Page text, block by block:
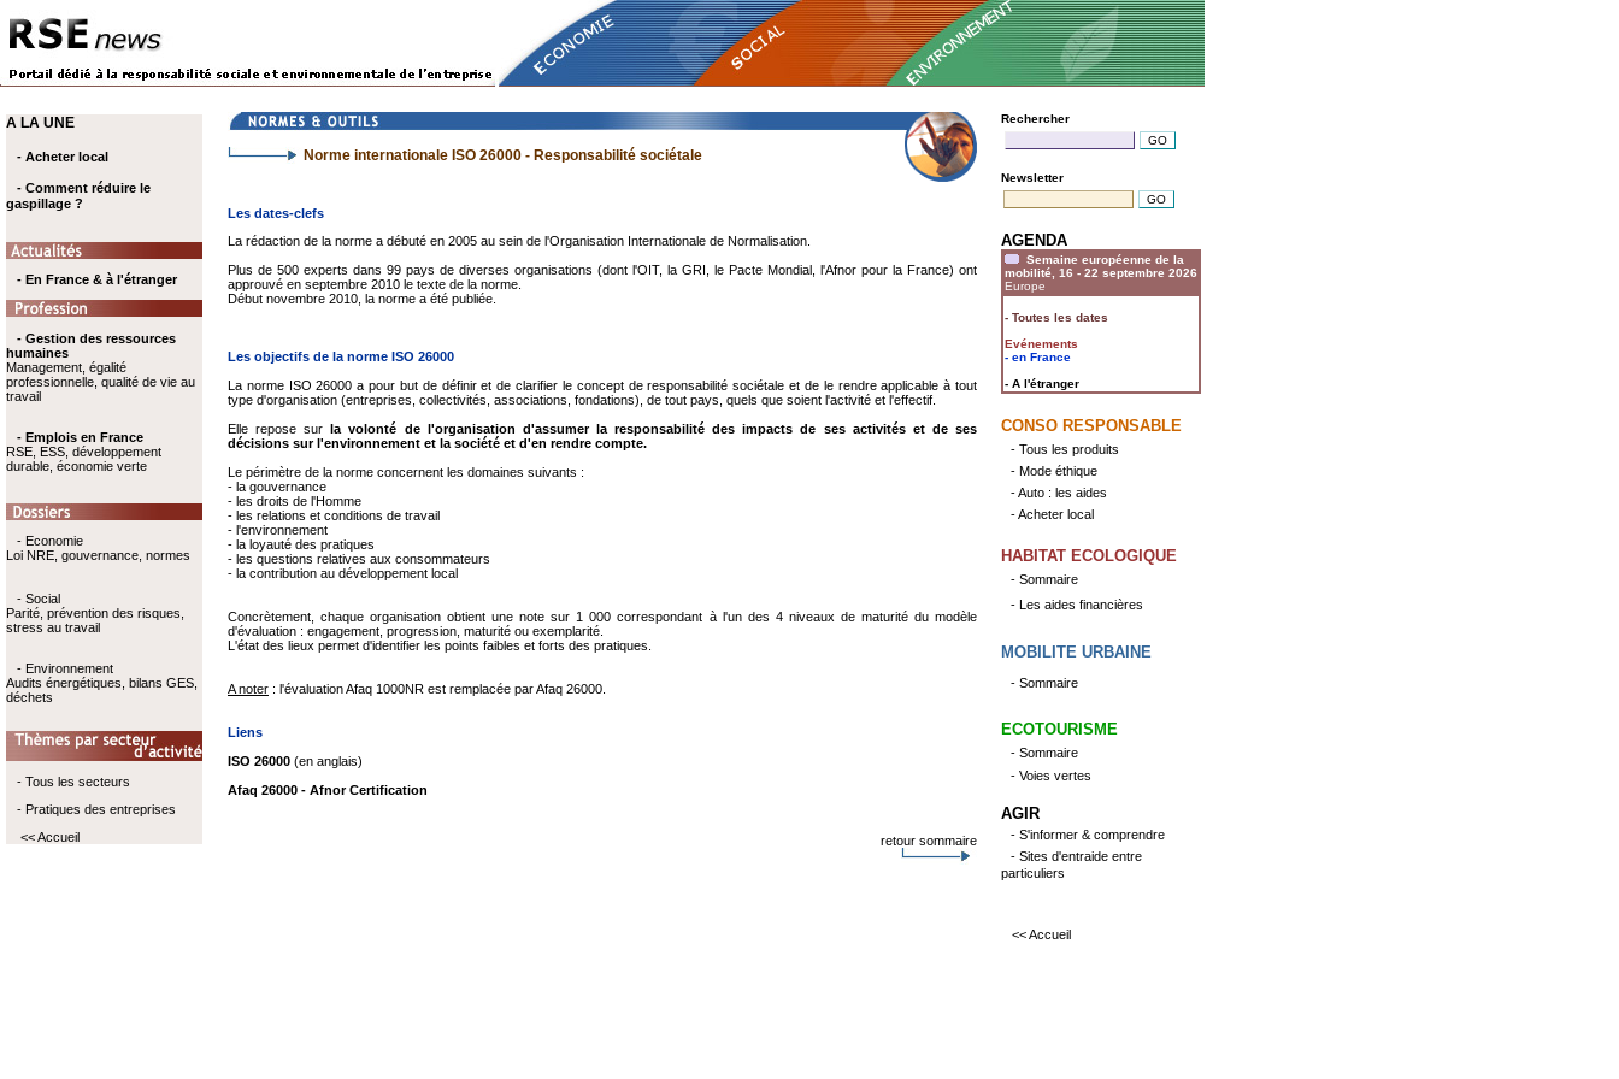
A LA UNE
- Acheter local
- Comment réduire le
gaspillage ?
- En France & à l'étranger
- Gestion des ressources
humaines
Management, égalité
professionnelle, qualité de vie au
travail
- Emplois en France
RSE, ESS, développement
durable, économie verte
- Economie
Loi NRE, gouvernance, normes
- Social
Parité, prévention des risques,
stress au travail
- Environnement
Audits énergétiques, bilans GES,
déchets
- Tous les secteurs
- Pratiques des entreprises
<< Accueil
Norme internationale ISO 26000 - Responsabilité sociétale
Les dates-clefs
La rédaction de la norme a débuté en 2005 au sein de l'Organisation Internationale de Normalisation.
Plus de 500 experts dans 99 pays de diverses organisations (dont l'OIT, la GRI, le Pacte Mondial, l'Afnor pour la France) ont
approuvé en septembre 2010 le texte de la norme.
Début novembre 2010, la norme a été publiée.
Les objectifs de la norme ISO 26000
La norme ISO 26000 a pour but de définir et de clarifier le concept de responsabilité sociétale et de le rendre applicable à tout
type d'organisation (entreprises, collectivités, associations, fondations), de tout pays, quels que soient l'activité et l'effectif.
Elle repose surla volonté de l'organisation d'assumer la responsabilité des impacts de ses activités et de ses
décisions sur l'environnement et la société et d'en rendre compte.
Le périmètre de la norme concernent les domaines suivants :
- la gouvernance
- les droits de l'Homme
- les relations et conditions de travail
- l'environnement
- la loyauté des pratiques
- les questions relatives aux consommateurs
- la contribution au développement local
Concrètement, chaque organisation obtient une note sur 1 000 correspondant à l'un des 4 niveaux de maturité du modèle
d'évaluation : engagement, progression, maturité ou exemplarité.
L'état des lieux permet d'identifier les points faibles et forts des pratiques.
A noter : l'évaluation Afaq 1000NR est remplacée par Afaq 26000.
Liens
ISO 26000 (en anglais)
Afaq 26000 - Afnor Certification
retour sommaire
Rechercher
Newsletter
AGENDA
Semaine européenne de la
mobilité, 16 - 22 septembre 2026
Europe
- Toutes les dates
Evénements
- en France
- A l'étranger
CONSO RESPONSABLE
- Tous les produits
- Mode éthique
- Auto : les aides
- Acheter local
HABITAT ECOLOGIQUE
- Sommaire
- Les aides financières
MOBILITE URBAINE
- Sommaire
ECOTOURISME
- Sommaire
- Voies vertes
AGIR
- S'informer & comprendre
- Sites d'entraide entre
particuliers
<< Accueil